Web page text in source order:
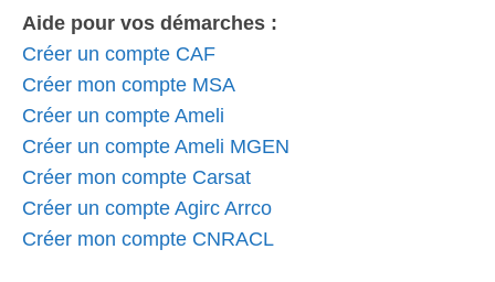
Aide pour vos démarches :
Créer un compte CAF
Créer mon compte MSA
Créer un compte Ameli
Créer un compte Ameli MGEN
Créer mon compte Carsat
Créer un compte Agirc Arrco
Créer mon compte CNRACL